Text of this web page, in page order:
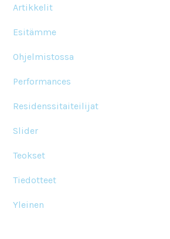
Artikkelit
Esitämme
Ohjelmistossa
Performances
Residenssitaiteilijat
Slider
Teokset
Tiedotteet
Yleinen